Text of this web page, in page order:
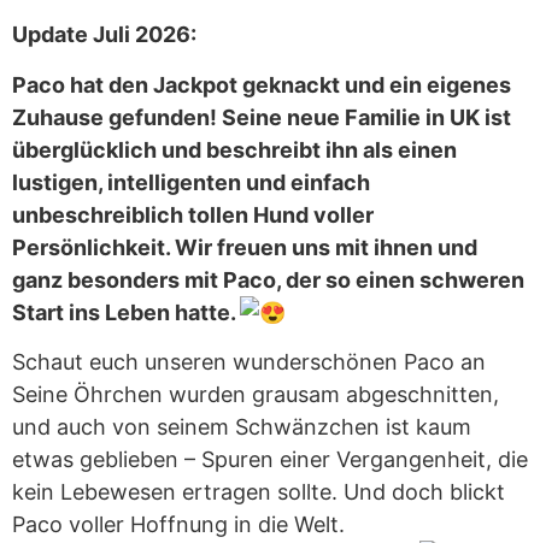
Update Juli 2026:
Paco hat den Jackpot geknackt und ein eigenes
Zuhause gefunden! Seine neue Familie in UK ist
überglücklich und beschreibt ihn als einen
lustigen, intelligenten und einfach
unbeschreiblich tollen Hund voller
Persönlichkeit. Wir freuen uns mit ihnen und
ganz besonders mit Paco, der so einen schweren
Start ins Leben hatte.
Schaut euch unseren wunderschönen Paco an
Seine Öhrchen wurden grausam abgeschnitten,
und auch von seinem Schwänzchen ist kaum
etwas geblieben – Spuren einer Vergangenheit, die
kein Lebewesen ertragen sollte. Und doch blickt
Paco voller Hoffnung in die Welt.